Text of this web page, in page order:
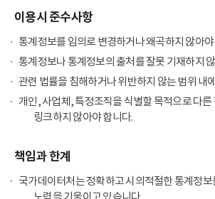
이용시 준수사항
통계정보를 임의로 변경하거나 왜곡하지 않아
통계정보나 통계정보의 출처를 잘못 기재하지
관련 법률을 침해하거나 위반하지 않는 범위 내
개인, 사업체, 특정조직을 식별할 목적으로 다
링크하지 않아야 합니다.
책임과 한계
국가데이터처는 정확하고 시의적절한 통계정